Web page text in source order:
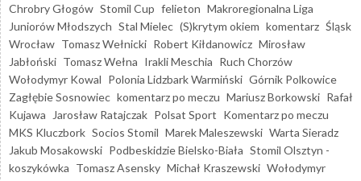
Chrobry Głogów Stomil Cup felieton Makroregionalna Liga
Juniorów Młodszych Stal Mielec (S)krytym okiem komentarz Śląsk
Wrocław Tomasz Wełnicki Robert Kiłdanowicz Mirosław
Jabłoński Tomasz Wełna Irakli Meschia Ruch Chorzów
Wołodymyr Kowal Polonia Lidzbark Warmiński Górnik Polkowice
Zagłębie Sosnowiec komentarz po meczu Mariusz Borkowski Rafał
Kujawa
Jarosław Ratajczak Polsat Sport Komentarz po meczu
MKS Kluczbork Socios Stomil Marek Maleszewski Warta Sieradz
Jakub Mosakowski Podbeskidzie Bielsko-Biała Stomil Olsztyn -
koszykówka Tomasz Asensky Michał Kraszewski Wołodymyr